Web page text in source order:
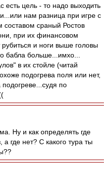
есть цель - то надо выходить
нам разница при игре с
составом сраный Ростов
при их финансовом
рубиться и ноги выше головы
бабла больше...имхо...
в их стойле (читай
подогрева поля или нет,
по
Ну и как определять где
а где нет? С какого тура ты